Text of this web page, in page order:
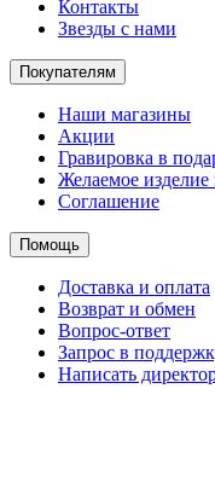
Контакты
Звезды с нами
Покупателям
Наши магазины
Акции
Гравировка в
Желаемое изделие
Соглашение
Помощь
Доставка и оплата
Возврат и обмен
Вопрос-ответ
Запрос в
Написать